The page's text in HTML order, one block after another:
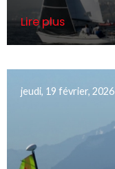
Lire plus
jeudi, 19 février, 2026